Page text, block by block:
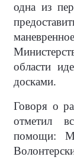
одна из
области
досками.
Говоря о
отметил
помощи: